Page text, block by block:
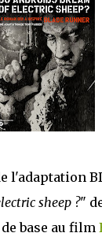
Olivier. Marlowe
la méfiance, la peur et
de vieilles rancœurs. La
l'adaptation
sheep ?"
base au film